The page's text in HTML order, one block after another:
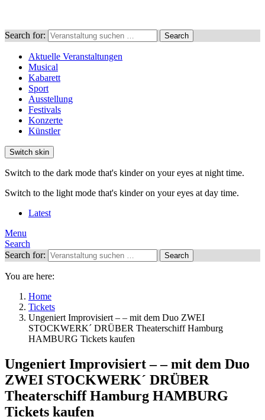
Search for: Search
Aktuelle Veranstaltungen
Musical
Kabarett
Sport
Ausstellung
Festivals
Konzerte
Künstler
Switch skin
Switch to the dark mode that's kinder on your eyes at night time.
Switch to the light mode that's kinder on your eyes at day time.
Latest
Menu
Search
Search for:
Search
You are here:
Home
Tickets
Ungeniert Improvisiert – – mit dem Duo ZWEI
STOCKWERK´ DRÜBER Theaterschiff Hamburg
HAMBURG Tickets kaufen
Ungeniert Improvisiert – – mit dem Duo
ZWEI STOCKWERK´ DRÜBER
Theaterschiff Hamburg HAMBURG
Tickets kaufen